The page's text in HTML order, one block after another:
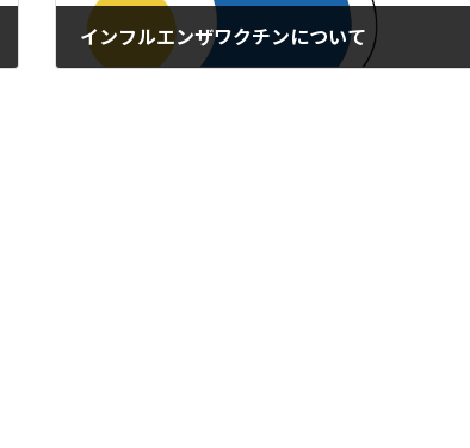
インフルエンザワクチンについて